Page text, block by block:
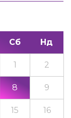
Сб Нд
1 2
8 9
15 16